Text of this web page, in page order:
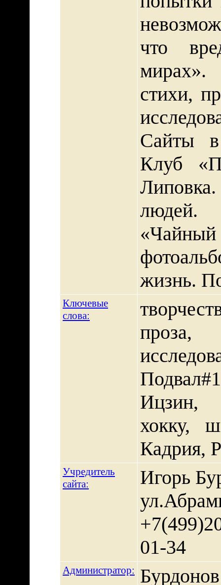
что
мирах».
стихи,
Сайты в
Клуб
жизнь.
Ключевые
слова:
проза,
Ицзин,
хокку,
Кадрия,
Учредитель
сайта:
Игорь
01-34
Администратор: